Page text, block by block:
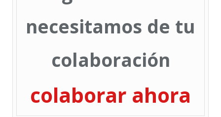
necesitamos de tu
colaboración
colaborar ahora